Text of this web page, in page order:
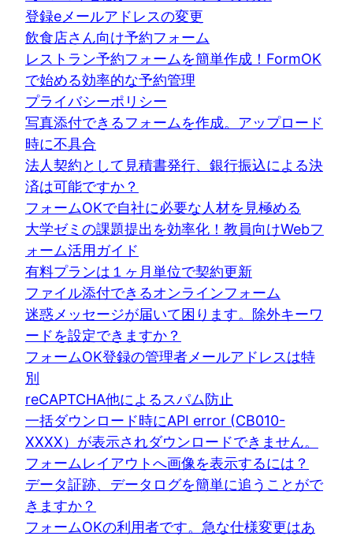
登録eメールアドレスの変更
飲食店さん向け予約フォーム
レストラン予約フォームを簡単作成！FormOK
で始める効率的な予約管理
プライバシーポリシー
写真添付できるフォームを作成。アップロード
時に不具合
法人契約として見積書発行、銀行振込による決
済は可能ですか？
フォームOKで自社に必要な人材を見極める
大学ゼミの課題提出を効率化！教員向けWebフ
ォーム活用ガイド
有料プランは１ヶ月単位で契約更新
ファイル添付できるオンラインフォーム
迷惑メッセージが届いて困ります。除外キーワ
ードを設定できますか？
フォームOK登録の管理者メールアドレスは特
別
reCAPTCHA他によるスパム防止
一括ダウンロード時にAPI error (CB010-
XXXX）が表示されダウンロードできません。
フォームレイアウトへ画像を表示するには？
データ証跡、データログを簡単に追うことがで
きますか？
フォームOKの利用者です。急な仕様変更はあ